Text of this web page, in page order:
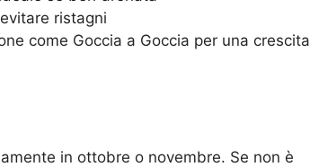
ristagni
come Goccia a Goccia per una crescita
in ottobre o novembre. Se non è